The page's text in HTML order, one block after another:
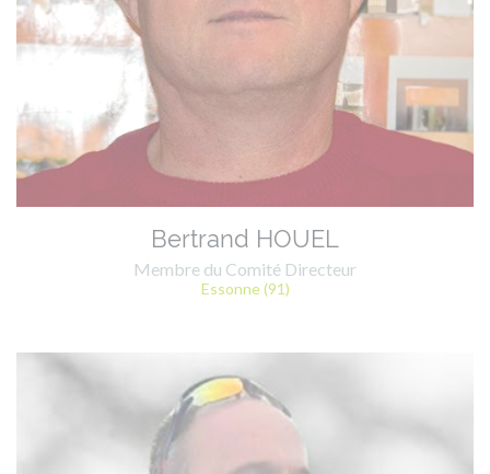
Bertrand HOUEL
Membre du Comité Directeur
Essonne (91)